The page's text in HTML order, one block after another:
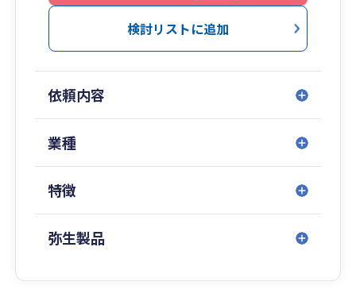
検討リストに追加
依頼内容
業種
特徴
弥生製品